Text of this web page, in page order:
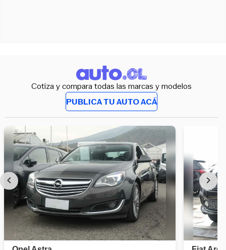
Cotiza y compara todas las marcas y modelos
PUBLICA TU AUTO ACÁ